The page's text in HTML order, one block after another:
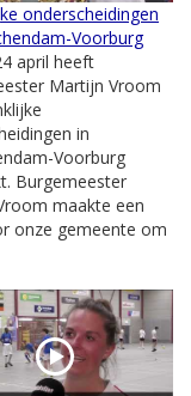
onderscheidingen
Voorburg
april heeft
Martijn Vroom
in
Voorburg
Burgemeester
maakte een
onze gemeente om